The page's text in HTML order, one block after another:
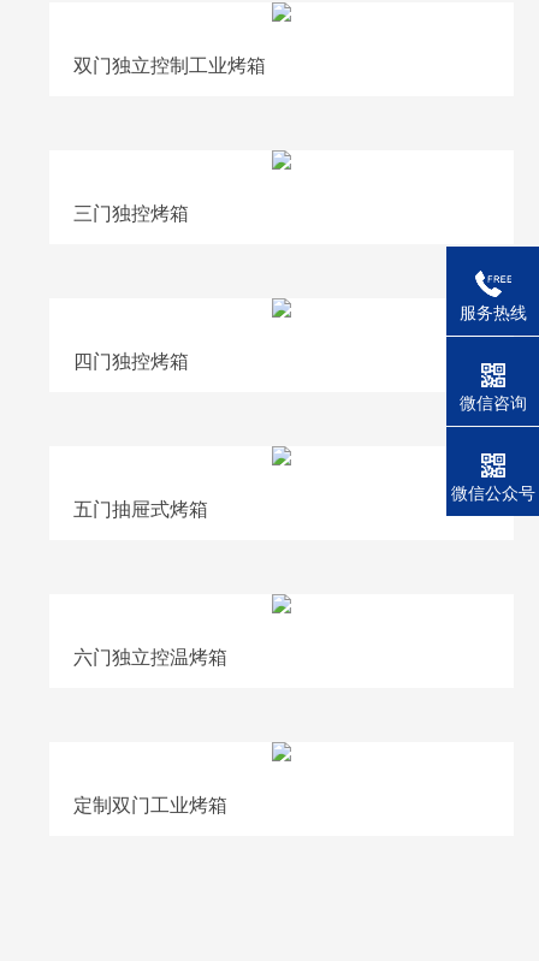
双门独立控制工业烤箱
三门独控烤箱
四门独控烤箱
五门抽屉式烤箱
六门独立控温烤箱
定制双门工业烤箱
服务热线
微信咨询
微信公众号